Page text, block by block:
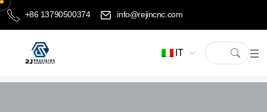
+86 13790500374 info@rejincnc.com
IT